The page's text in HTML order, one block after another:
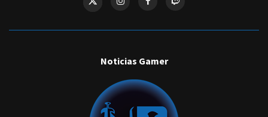
Noticias Gamer